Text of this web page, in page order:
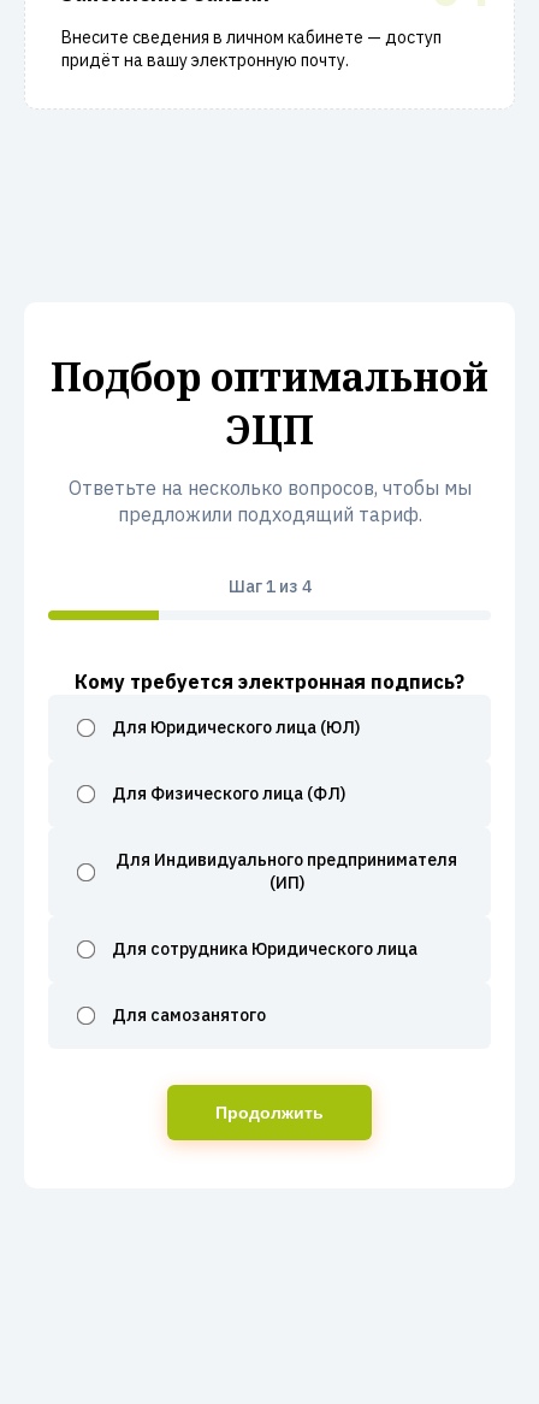
Внесите сведения в личном кабинете — доступ
придёт на вашу электронную почту.
Подбор оптимальной
ЭЦП
Ответьте на несколько вопросов, чтобы мы
предложили подходящий тариф.
Шаг1из 4
Кому требуется электронная подпись?
Для Юридического лица (ЮЛ)
Для Физического лица (ФЛ)
Для Индивидуального предпринимателя
(ИП)
Для сотрудника Юридического лица
Для самозанятого
Продолжить